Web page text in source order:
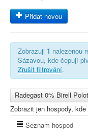
Přidat novou
Zobrazuji 1 nalezenou
Sázavou, kde čepují
Zrušit filtrování.
Radegast 0% Birell
Zobrazit jen hospody,
Seznam hospod